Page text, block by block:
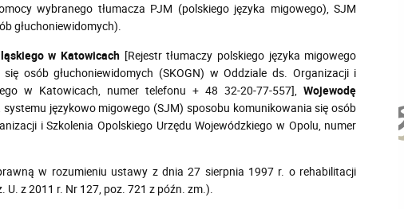
wybranego tłumacza PJM (polskiego języka migowego), SJM
głuchoniewidomych).
w Katowicach[Rejestr tłumaczy polskiego języka migowego
osób głuchoniewidomych (SKOGN) w Oddziale ds. Organizacji i
w Katowicach, numer telefonu + 48 32-20-77-557],Wojewodę
językowo migowego (SJM) sposobu komunikowania się osób
i Szkolenia Opolskiego Urzędu Wojewódzkiego w Opolu, numer
w rozumieniu ustawy z dnia 27 sierpnia 1997 r. o rehabilitacji
z 2011 r. Nr 127, poz. 721 z późn. zm.).